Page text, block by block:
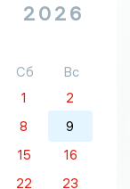
2026
Сб
Вс
1
2
8
9
15
16
22
23